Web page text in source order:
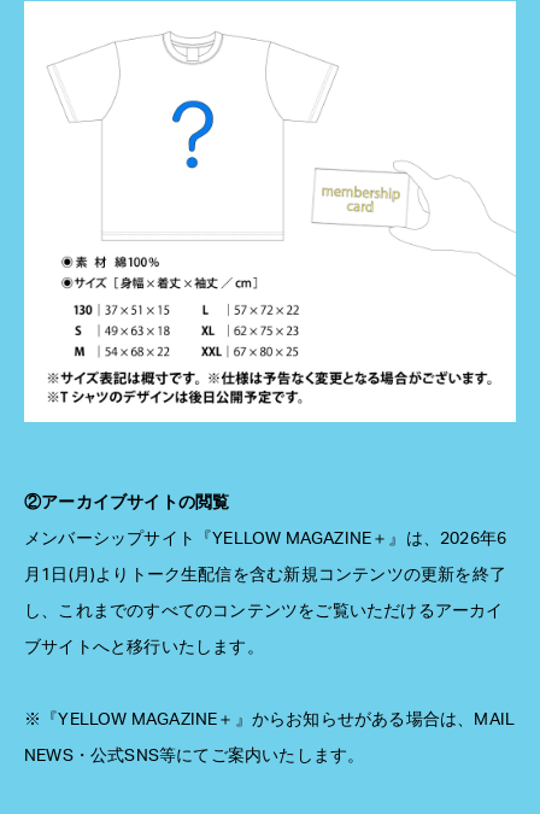
②アーカイブサイトの閲覧
メンバーシップサイト『YELLOW MAGAZINE＋』は、2026年6
月1日(月)よりトーク生配信を含む新規コンテンツの更新を終了
し、これまでのすべてのコンテンツをご覧いただけるアーカイ
ブサイトへと移行いたします。
※『YELLOW MAGAZINE＋』からお知らせがある場合は、MAIL
NEWS・公式SNS等にてご案内いたします。